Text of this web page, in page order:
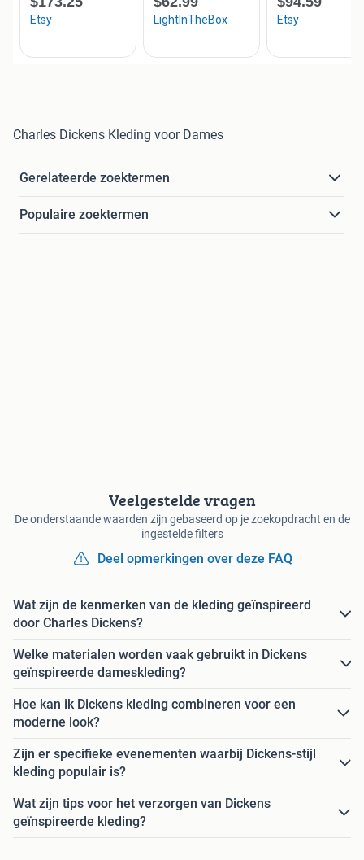
Charles Dickens Kleding voor Dames
Gerelateerde zoektermen
Populaire zoektermen
Veelgestelde vragen
De onderstaande waarden zijn gebaseerd op je zoekopdracht en de
ingestelde filters
Deel opmerkingen over deze FAQ
Wat zijn de kenmerken van de kleding geïnspireerd
door Charles Dickens?
Welke materialen worden vaak gebruikt in Dickens
geïnspireerde dameskleding?
Hoe kan ik Dickens kleding combineren voor een
moderne look?
Zijn er specifieke evenementen waarbij Dickens-stijl
kleding populair is?
Wat zijn tips voor het verzorgen van Dickens
geïnspireerde kleding?